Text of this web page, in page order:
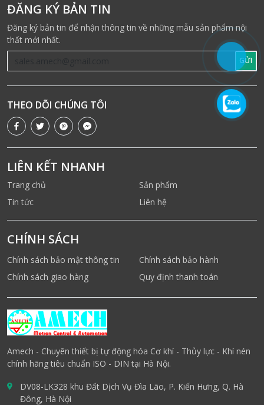
ĐĂNG KÝ BẢN TIN
Đăng ký bản tin để nhận thông tin về những mẫu sản phẩm nội
thất mới nhất.
GỬI
THEO DÕI CHÚNG TÔI
LIÊN KẾT NHANH
Trang chủ
Sản phẩm
Tin tức
Liên hệ
CHÍNH SÁCH
Chính sách bảo mật thông tin
Chính sách bảo hành
Chính sách giao hàng
Quy định thanh toán
Amech - Chuyên thiết bị tự động hóa Cơ khí - Thủy lực - Khí nén
chính hãng tiêu chuẩn ISO - DIN tại Hà Nội.
DV08-LK328 khu Đất Dịch Vụ Đìa Lão, P. Kiến Hưng, Q. Hà
Đông, Hà Nội